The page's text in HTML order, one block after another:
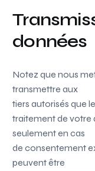
données
Notez que nous
transmettre aux
tiers autorisés que
traitement de votre
seulement en cas
de consentement
peuvent être